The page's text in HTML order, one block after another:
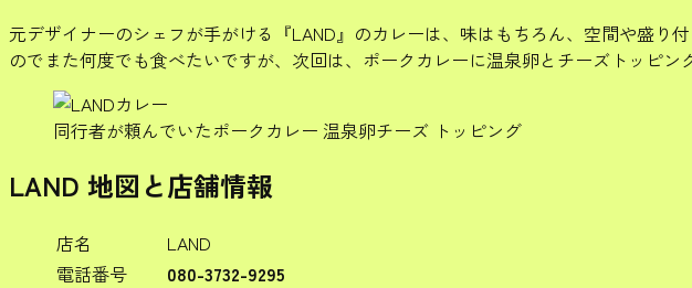
元デザイナーのシェフが手がける『LAND』のカレーは、味はもちろん、空間や盛
のでまた何度でも食べたいですが、次回は、ポークカレーに温泉卵とチーズトッピン
同行者が頼んでいたポークカレー 温泉卵チーズ トッピング
LAND 地図と店舗情報
店名
LAND
電話番号
080-3732-9295